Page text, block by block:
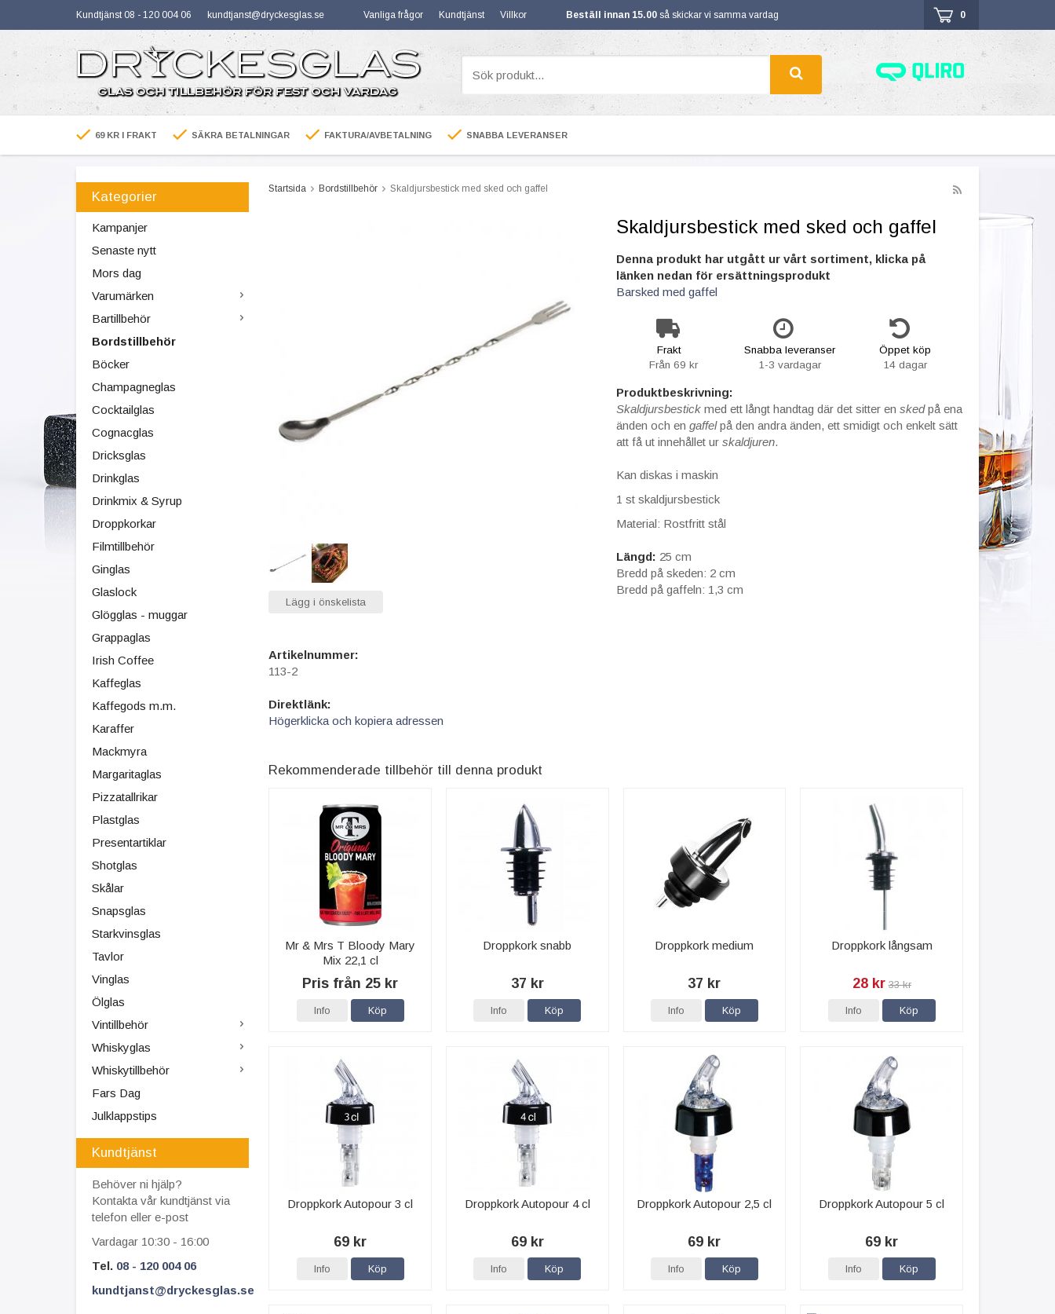
Kundtjänst 08 - 120 004 06 kundtjanst@dryckesglas.se Vanliga frågor Kundtjänst Villkor Beställ innan 15.00 så skickar vi samma vardag 0
69 KR I FRAKT SÄKRA BETALNINGAR FAKTURA/AVBETALNING SNABBA LEVERANSER
Kategorier
Kampanjer
Senaste nytt
Mors dag
Varumärken
Bartillbehör
Bordstillbehör
Böcker
Champagneglas
Cocktailglas
Cognacglas
Dricksglas
Drinkglas
Drinkmix & Syrup
Droppkorkar
Filmtillbehör
Ginglas
Glaslock
Glögglas - muggar
Grappaglas
Irish Coffee
Kaffeglas
Kaffegods m.m.
Karaffer
Mackmyra
Margaritaglas
Pizzatallrikar
Plastglas
Presentartiklar
Shotglas
Skålar
Snapsglas
Starkvinsglas
Tavlor
Vinglas
Ölglas
Vintillbehör
Whiskyglas
Whiskytillbehör
Fars Dag
Julklappstips
Kundtjänst
Behöver ni hjälp?
Kontakta vår kundtjänst via
telefon eller e-post
Vardagar 10:30 - 16:00
Tel. 08 - 120 004 06
kundtjanst@dryckesglas.se
Startsida Bordstillbehör Skaldjursbestick med sked och gaffel
Skaldjursbestick med sked och gaffel
Denna produkt har utgått ur vårt sortiment, klicka på
länken nedan för ersättningsprodukt
Barsked med gaffel
Frakt
Från 69 kr
Snabba leveranser
1-3 vardagar
Öppet köp
14 dagar
Produktbeskrivning:
Skaldjursbestick med ett långt handtag där det sitter en skedpå ena
änden och en gaffelpå den andra änden, ett smidigt och enkelt sätt
att få ut innehållet ur skaldjuren.
Kan diskas i maskin
1 st skaldjursbestick
Material: Rostfritt stål
Längd: 25 cm
Bredd på skeden: 2 cm
Bredd på gaffeln: 1,3 cm
Lägg i önskelista
Artikelnummer:
113-2
Direktlänk:
Högerklicka och kopiera adressen
Rekommenderade tillbehör till denna produkt
Mr & Mrs T Bloody Mary
Mix 22,1 cl
Pris från 25 kr
Info Köp
Droppkork snabb
37 kr
Info Köp
Droppkork medium
37 kr
Info Köp
Droppkork långsam
28 kr 33 kr
Info Köp
Droppkork Autopour 3 cl
69 kr
Info Köp
Droppkork Autopour 4 cl
69 kr
Info Köp
Droppkork Autopour 2,5 cl
69 kr
Info Köp
Droppkork Autopour 5 cl
69 kr
Info Köp